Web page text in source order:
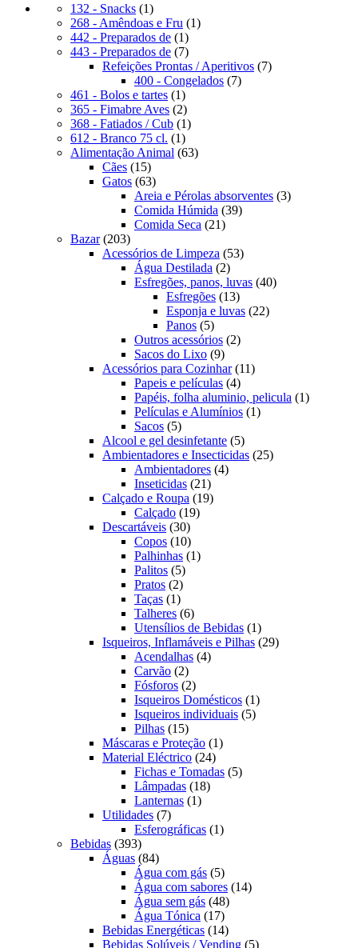
132 - Snacks 11
produto
268 - Amêndoas e Fru 11
442 - Preparados de 11
produto
443 - Preparados de 77
produtos
Refeições Prontas / Aperitivos 77
400 - Congelados 77
461 - Bolos e tartes 11
produto
365 - Fimabre Aves 22
produtos
368 - Fatiados / Cub 11
612 - Branco 75 cl. 11
produto
Alimentação Animal 6363
Cães 1515
produtos
Gatos 6363
produtos
Areia e Pérolas absorventes 33
Comida Húmida 3939
Comida Seca 2121
Bazar 203203
produtos
Acessórios de Limpeza 5353
Água Destilada 22
produtos
Esfregões, panos, luvas 4040
Esfregões 1313
produtos
Esponja e luvas 2222
Panos 55
produtos
Outros acessórios 22
Sacos do Lixo 99
produtos
Acessórios para Cozinhar 1111
Papeis e películas 44
produtos
Papéis, folha aluminio, pelicula 11
Películas e Alumínios 11
Sacos 55
produtos
Alcool e gel desinfetante 55
produtos
Ambientadores e Insecticidas 2525
Ambientadores 44
Inseticidas 2121
produtos
Calçado e Roupa 1919
Calçado 1919
Descartáveis 3030
produtos
Copos 1010
produtos
Palhinhas 11
Palitos 55
produtos
Pratos 22
produtos
Taças 11
produto
Talheres 66
produtos
Utensílios de Bebidas 11
produto
Isqueiros, Inflamáveis e Pilhas 2929
Acendalhas 44
Carvão 22
produtos
Fósforos 22
produtos
Isqueiros Domésticos 11
produto
Isqueiros individuais 55
Pilhas 1515
produtos
Máscaras e Proteção 11
Material Eléctrico 2424
produtos
Fichas e Tomadas 55
Lâmpadas 1818
Lanternas 11
Utilidades 77
produtos
Esferográficas 11
Bebidas 393393
produtos
Águas 8484
produtos
Água com gás 55
produtos
Água com sabores 1414
Água sem gás 4848
Água Tónica 1717
produtos
Bebidas Energéticas 1414
produtos
Bebidas Solúveis / Vending 55